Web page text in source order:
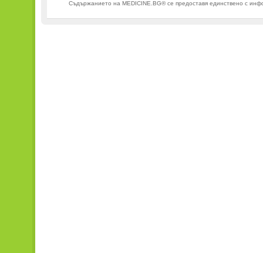
Съдържанието на MEDICINE.BG® се предоставя единствено с